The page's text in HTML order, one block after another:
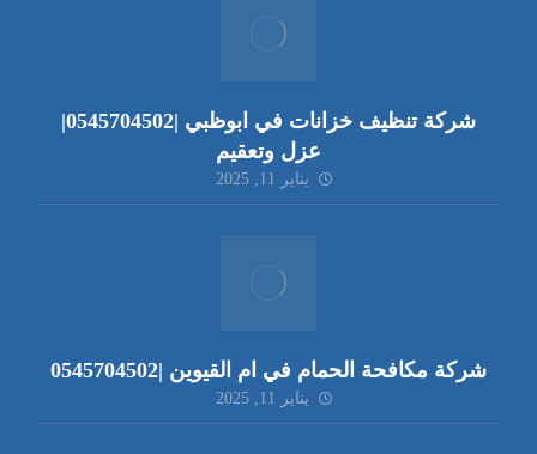
شركة تنظيف خزانات في ابوظبي |0545704502|
عزل وتعقيم
يناير 11, 2025
شركة مكافحة الحمام في ام القيوين |0545704502
يناير 11, 2025